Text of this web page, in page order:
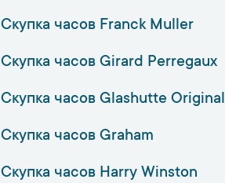
Скупка часов Franck Muller
Скупка часов Girard Perregaux
Скупка часов Glashutte Original
Скупка часов Graham
Скупка часов Harry Winston